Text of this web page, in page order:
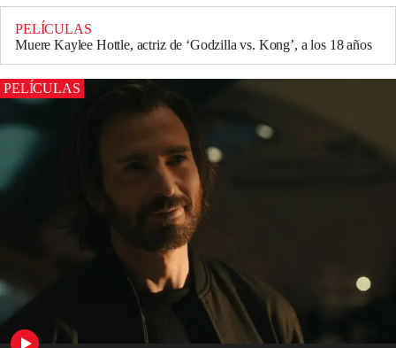
PELÍCULAS
Muere Kaylee Hottle, actriz de ‘Godzilla vs. Kong’, a los 18 años
PELÍCULAS